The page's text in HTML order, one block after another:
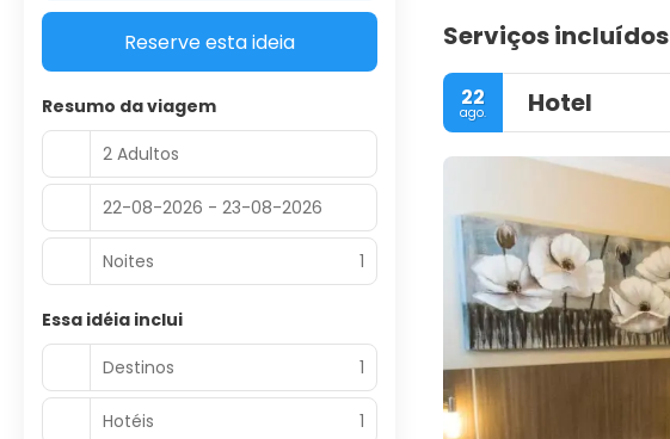
Serviços incluídos
22
ago. Hotel
Reserve esta ideia
Resumo da viagem
2 Adultos
22-08-2026 - 23-08-2026
Noites 1
Essa idéia inclui
Destinos
1
Hotéis 1